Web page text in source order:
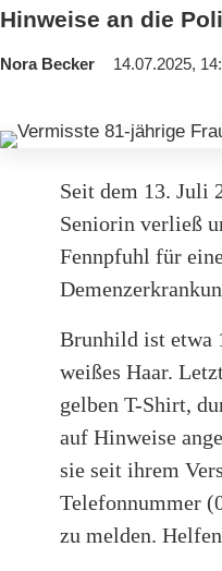
Hinweise an die
Nora Becker 14.07.2025,
Seit dem 13. Juli
Seniorin verließ
Fennpfuhl für
Brunhild ist etwa
weißes Haar.
gelben T-Shirt,
auf Hinweise
sie seit ihrem
Telefonnummer
zu melden.